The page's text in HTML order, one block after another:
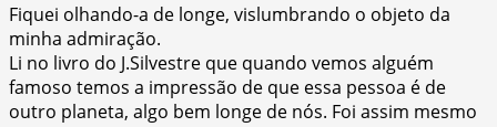
Fiquei olhando-a de longe, vislumbrando o objeto da
minha admiração.
Li no livro do J.Silvestre que quando vemos alguém
famoso temos a impressão de que essa pessoa é de
outro planeta, algo bem longe de nós. Foi assim mesmo